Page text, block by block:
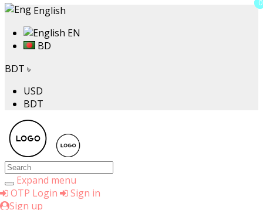
English
EN
BD
BDT ৳
USD
BDT
Expand menu
OTP Login
Sign in
Sign up
0
0